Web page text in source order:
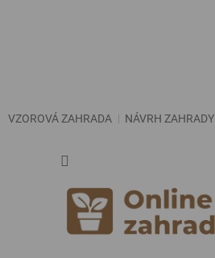
VZOROVÁ ZAHRADA NÁVRH ZAHRADY